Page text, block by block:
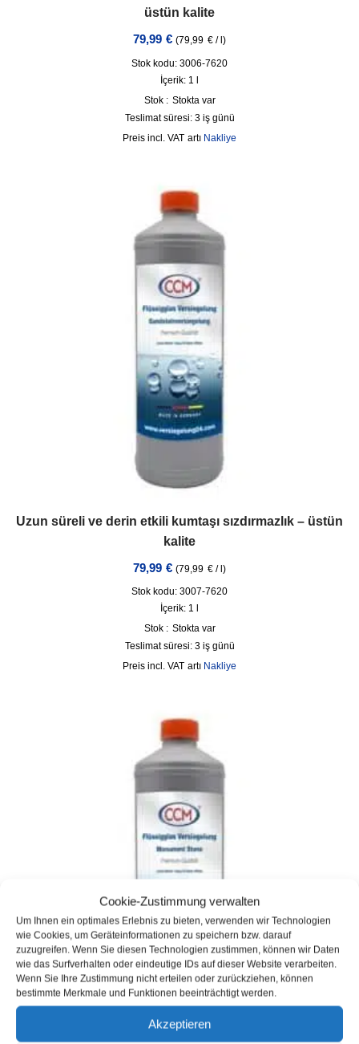
Cookie-Zustimmung verwalten
Um Ihnen ein optimales Erlebnis zu bieten, verwenden wir Technologien
wie Cookies, um Geräteinformationen zu speichern bzw. darauf
zuzugreifen. Wenn Sie diesen Technologien zustimmen, können wir Daten
wie das Surfverhalten oder eindeutige IDs auf dieser Website verarbeiten.
Wenn Sie Ihre Zustimmung nicht erteilen oder zurückziehen, können
bestimmte Merkmale und Funktionen beeinträchtigt werden.
Akzeptieren
üstün kalite
79,99 € (79,99 € / )
Stok kodu: 3006-7620
İçerik: 1 l
Stok : Stokta var
Teslimat süresi: 3 iş günü
incl. VAT artı Nakliye
Uzun süreli ve derin etkili kumtaşı sızdırmazlık – üstün
kalite
79,99 € (79,99 € /l)
Stok kodu: 3007-7620
İçerik: 1
Stok : Stokta var
Teslimat süresi: 3 iş günü
incl. VAT artı Nakliye